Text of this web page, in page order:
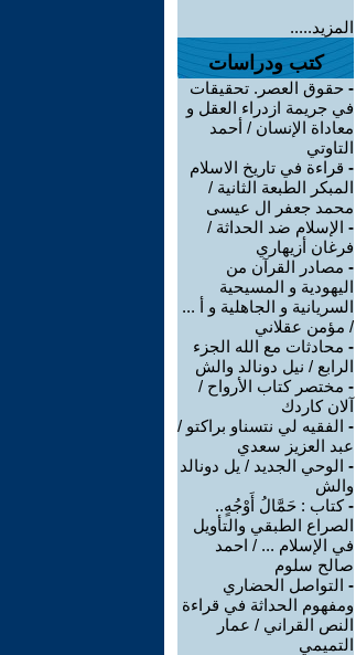
المزيد.....
كتب ودراسات
- حقوق العصر. تحقيقات
في جريمة ازدراء العقل و
معاداة الإنسان / أحمد
التاوتي
- قراءة في تاريخ الاسلام
المبكر الطبعة الثانية /
محمد جعفر ال عيسى
- الإسلام ضد الحداثة /
فرغان أزيهاري
- مصادر القرآن من
اليهودية و المسيحية
السريانية و الجاهلية و أ ...
/ مؤمن عقلاني
- محادثات مع الله الجزء
الرابع / نيل دونالد والش
- مختصر كتاب الأرواح /
آلان كاردك
- الفقيه لي نتسناو براكتو /
عبد العزيز سعدي
- الوحي الجديد / يل دونالد
والش
-كتاب : حَمَّالُ أَوْجُهٍ..
الصراع الطبقي والتأويل
في الإسلام ... / احمد
صالح سلوم
- التواصل الحضاري
ومفهوم الحداثة في قراءة
النص القراني / عمار
التميمي